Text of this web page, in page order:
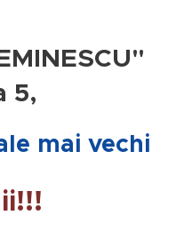
5,
mai vechi